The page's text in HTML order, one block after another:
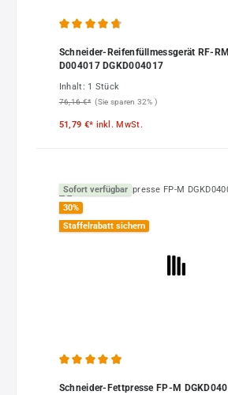
Schneider-Reifenfüllmessgerät RF-
D004017 DGKD004017
Inhalt: 1 Stück
76,16 €* (Sie sparen 32% )
51,79 €* inkl. MwSt.
Sofort verfügbar
30%
Staffelrabatt sichern
Schneider-Fettpresse FP-M